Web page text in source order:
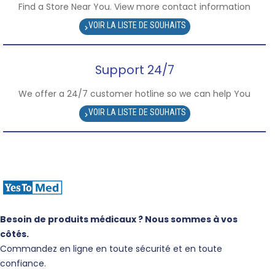
Find a Store Near You. View more contact information
Support 24/7
We offer a 24/7 customer hotline so we can help You
Besoin de produits médicaux ? Nous sommes à vos
côtés.
Commandez en ligne en toute sécurité et en toute
confiance.